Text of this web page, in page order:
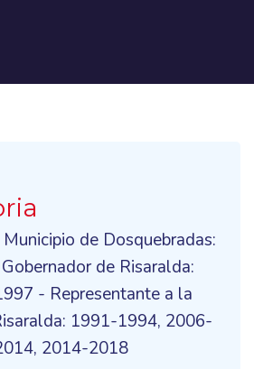
de Dosquebradas:
de Risaralda:
- Representante a la
1991-1994, 2006-
2014-2018